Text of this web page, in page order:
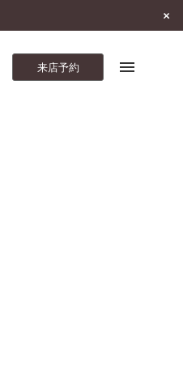
9:30～16:00/ 通話無料
来店予約